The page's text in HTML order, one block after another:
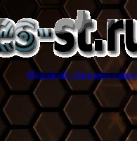
торрент трекер games-